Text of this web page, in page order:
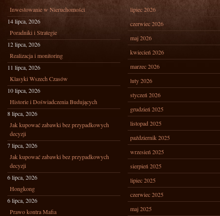
Inwestowanie w Nieruchomości
14 lipca, 2026
Poradniki i Strategie
12 lipca, 2026
Realizacja i monitoring
11 lipca, 2026
Klasyki Wszech Czasów
10 lipca, 2026
Historie i Doświadczenia Budujących
8 lipca, 2026
Jak kupować zabawki bez przypadkowych
decyzji
7 lipca, 2026
Jak kupować zabawki bez przypadkowych
decyzji
6 lipca, 2026
Hongkong
6 lipca, 2026
Prawo kontra Mafia
lipiec 2026
czerwiec 2026
maj 2026
kwiecień 2026
marzec 2026
luty 2026
styczeń 2026
grudzień 2025
listopad 2025
październik 2025
wrzesień 2025
sierpień 2025
lipiec 2025
czerwiec 2025
maj 2025